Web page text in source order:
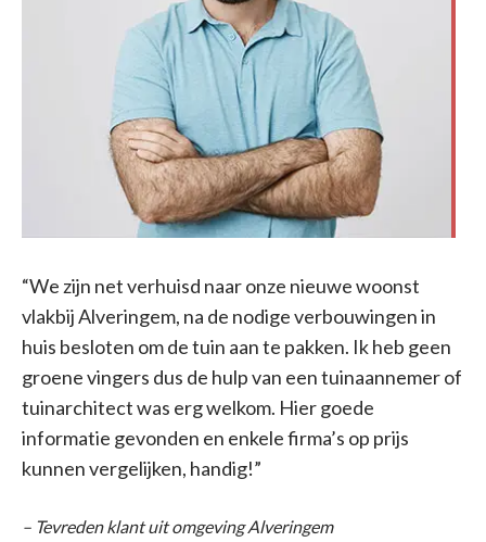
“We zijn net verhuisd naar onze nieuwe woonst
vlakbij Alveringem, na de nodige verbouwingen in
huis besloten om de tuin aan te pakken. Ik heb geen
groene vingers dus de hulp van een tuinaannemer of
tuinarchitect was erg welkom. Hier goede
informatie gevonden en enkele firma’s op prijs
kunnen vergelijken, handig!”
– Tevreden klant uit omgeving Alveringem